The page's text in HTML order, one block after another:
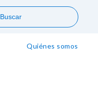
Buscar
Quiénes somos